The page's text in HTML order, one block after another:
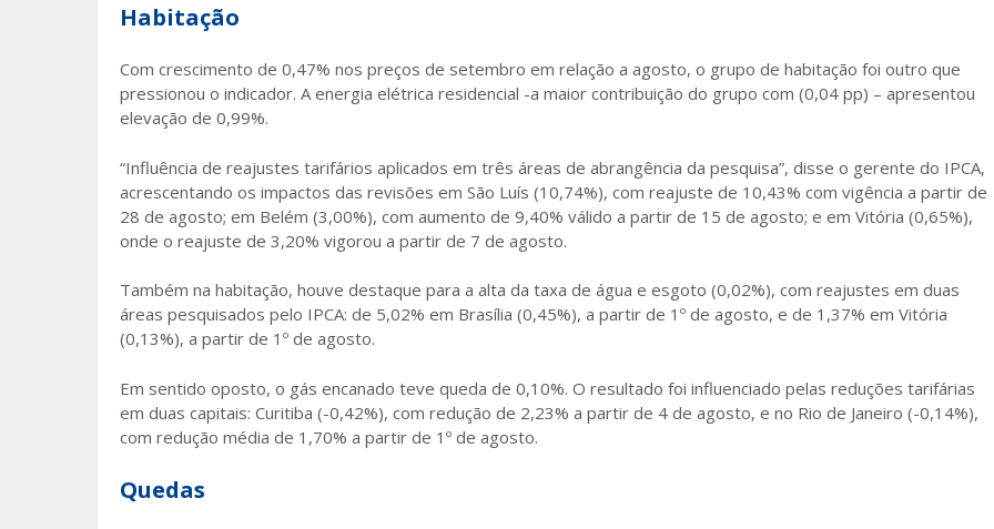
Habitação
Com crescimento de 0,47% nos preços de setembro em relação a agosto, o grupo de habitação foi outro que
pressionou o indicador. A energia elétrica residencial -a maior contribuição do grupo com (0,04 pp) – apresentou
elevação de 0,99%.
“Influência de reajustes tarifários aplicados em três áreas de abrangência da pesquisa”, disse o gerente do IPCA,
acrescentando os impactos das revisões em São Luís (10,74%), com reajuste de 10,43% com vigência a partir de
28 de agosto; em Belém (3,00%), com aumento de 9,40% válido a partir de 15 de agosto; e em Vitória (0,65%),
onde o reajuste de 3,20% vigorou a partir de 7 de agosto.
Também na habitação, houve destaque para a alta da taxa de água e esgoto (0,02%), com reajustes em duas
áreas pesquisados pelo IPCA: de 5,02% em Brasília (0,45%), a partir de 1º de agosto, e de 1,37% em Vitória
(0,13%), a partir de 1º de agosto.
Em sentido oposto, o gás encanado teve queda de 0,10%. O resultado foi influenciado pelas reduções tarifárias
em duas capitais: Curitiba (-0,42%), com redução de 2,23% a partir de 4 de agosto, e no Rio de Janeiro (-0,14%),
com redução média de 1,70% a partir de 1º de agosto.
Quedas